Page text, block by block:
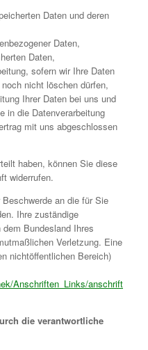
Daten und deren
Daten,
Daten,
sofern wir Ihre Daten
nicht löschen dürfen,
Ihrer Daten bei uns und
in die Datenverarbeitung
mit uns abgeschlossen
haben, können Sie diese
widerrufen.
an die für Sie
Ihre zuständige
Bundesland Ihres
Verletzung. Eine
nichtöffentlichen Bereich)
Anschriften_Links/anschrift
die verantwortliche